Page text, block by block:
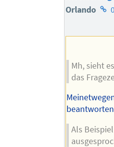
Orlando
Mh, sieht
das
Als